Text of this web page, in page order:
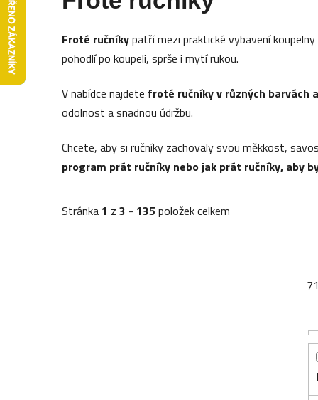
Froté ručníkypatří mezi praktické vybavení
pohodlí po koupeli, sprše i mytí rukou.
V nabídce najdete froté ručníky v různých barvách
odolnost a snadnou údržbu.
Chcete, aby si ručníky zachovaly svou měkkost,
program prát ručníky nebo jak prát ručníky, aby
Stránka1 z3 -135 položek celkem